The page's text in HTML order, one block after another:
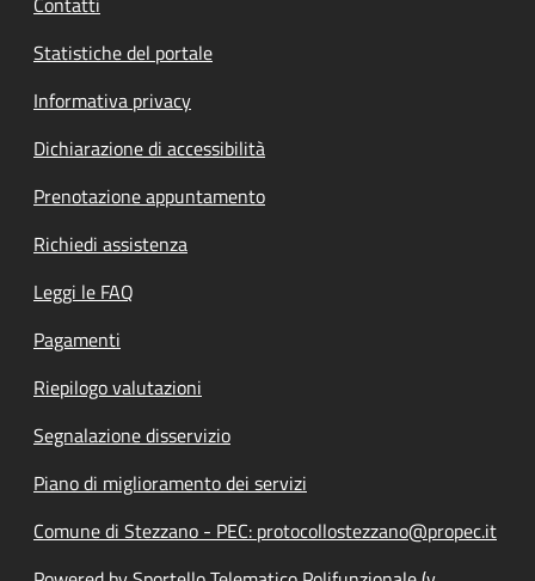
Statistiche del portale
Informativa privacy
Dichiarazione di accessibilità
Prenotazione appuntamento
Richiedi assistenza
Leggi le FAQ
Pagamenti
Riepilogo valutazioni
Segnalazione disservizio
Piano di miglioramento dei servizi
Comune di Stezzano - PEC: protocollostezzano@propec.it